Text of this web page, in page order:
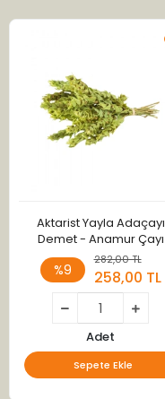
Aktarist Yayla Adaçayı
Demet - Anamur Çayı
%9
282,00 TL
258,00 TL
Adet
Sepete Ekle